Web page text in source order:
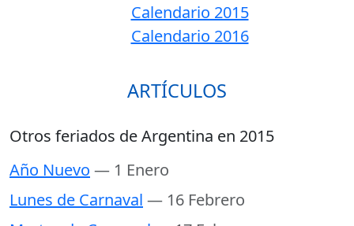
Calendario 2015
Calendario 2016
ARTÍCULOS
Otros feriados de Argentina en 2015
Año Nuevo — 1 Enero
Lunes de Carnaval — 16 Febrero